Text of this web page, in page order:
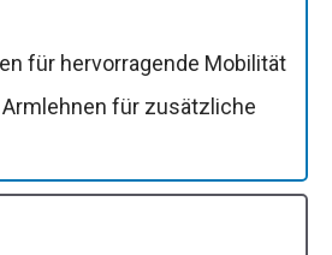
für hervorragende Mobilität
für zusätzliche